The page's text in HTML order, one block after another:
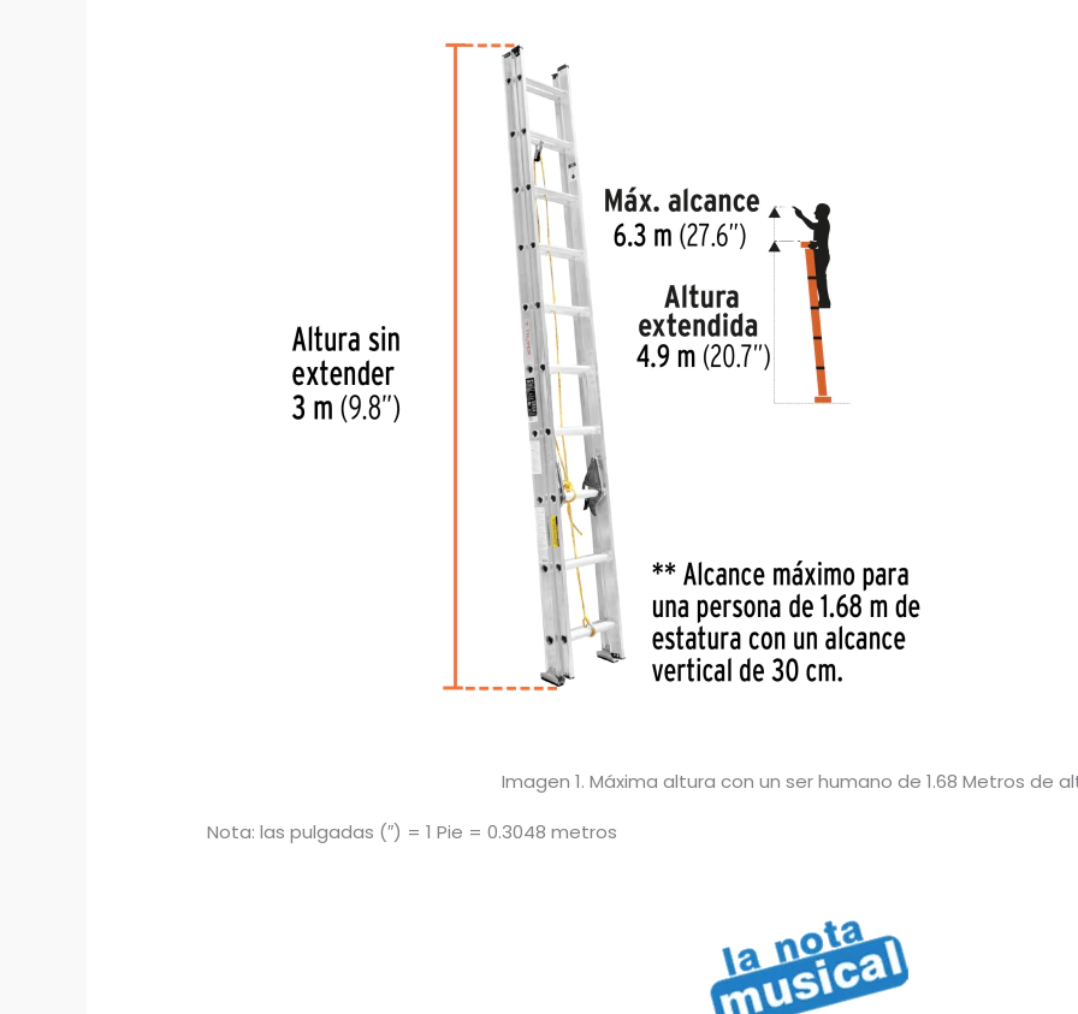
Imagen 1. Máxima altura con un ser humano de 1.68 Metros de
Nota: las pulgadas (″) = 1 Pie = 0.3048 metros